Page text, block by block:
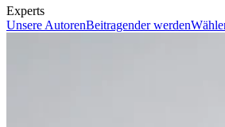
Experts
Unsere AutorenBeitragender werden